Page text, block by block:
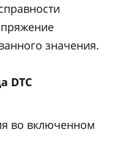
значения.
DTC
во включенном